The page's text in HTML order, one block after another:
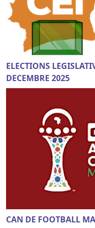
ELECTIONS
DECEMBRE 2025
CAN DE FOOTBALL